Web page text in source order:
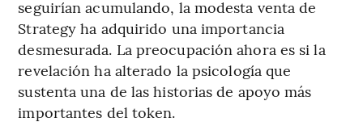
seguirían acumulando, la modesta venta de
Strategy ha adquirido una importancia
desmesurada. La preocupación ahora es si la
revelación ha alterado la psicología que
sustenta una de las historias de apoyo más
importantes del token.